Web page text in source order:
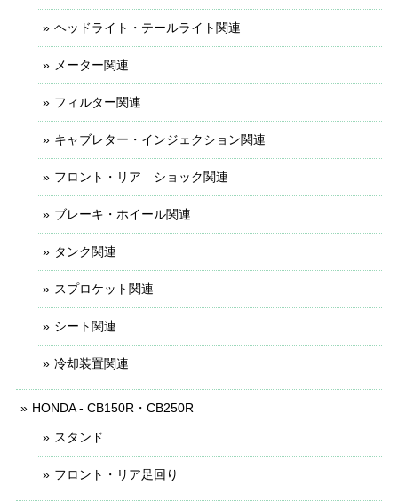
ヘッドライト・テールライト関連
メーター関連
フィルター関連
キャブレター・インジェクション関連
フロント・リア ショック関連
ブレーキ・ホイール関連
タンク関連
スプロケット関連
シート関連
冷却装置関連
HONDA - CB150R・CB250R
スタンド
フロント・リア足回り